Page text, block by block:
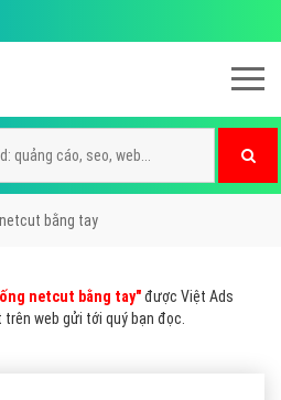
bằng tay
netcut bằng tay"được Việt Ads
web gửi tới quý bạn đọc.